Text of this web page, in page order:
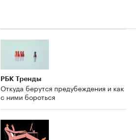
РБК Тренды
Откуда берутся предубеждения и как
с ними бороться